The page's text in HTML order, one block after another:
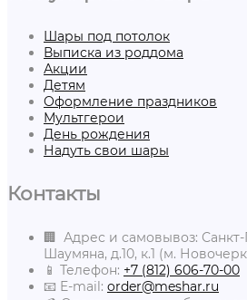
Шары под потолок
Выписка из роддома
Акции
Детям
Оформление праздников
Мультгерои
День рождения
Надуть свои шары
Контакты
🏢 Адрес и самовывоз:
Шаумяна, д.10, к.1 (м.
📱 Телефон: +7 (812) 606-70-00
📧 E-mail: order@meshar.ru